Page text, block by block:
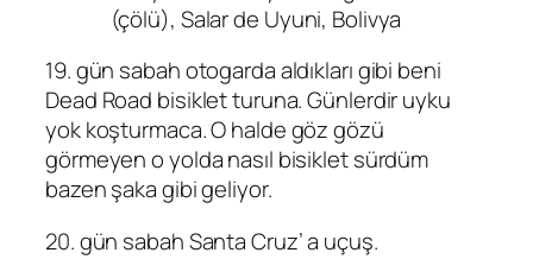
(çölü), Salar de Uyuni, Bolivya
19. gün sabah otogarda aldıkları gibi beni
Dead Road bisiklet turuna. Günlerdir uyku
yok koşturmaca. O halde göz gözü
görmeyen o yolda nasıl bisiklet sürdüm
bazen şaka gibi geliyor.
20. gün sabah Santa Cruz’ a uçuş.